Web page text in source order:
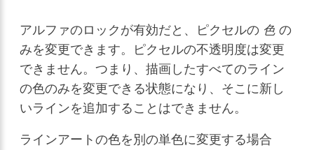
アルファのロックが有効だと、ピクセルの 色 の
みを変更できます。ピクセルの不透明度は変更
できません。つまり、描画したすべてのライン
の色のみを変更できる状態になり、そこに新し
いラインを追加することはできません。
ラインアートの色を別の単色に変更する場合